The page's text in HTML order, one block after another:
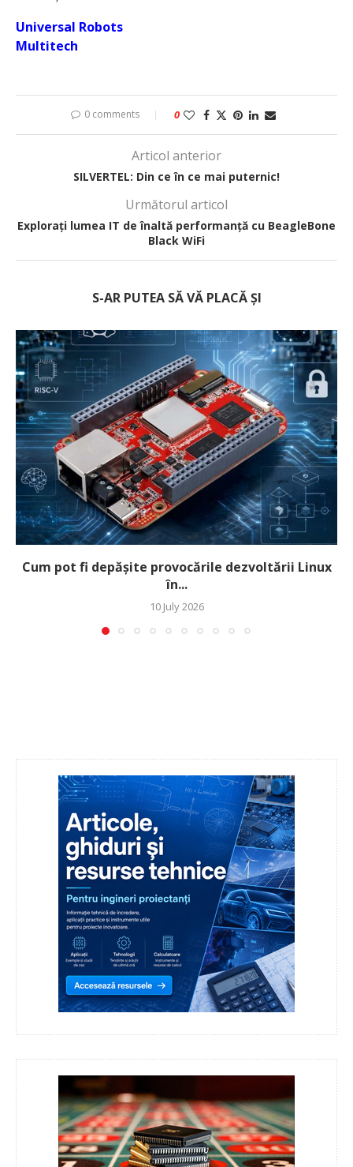
Universal Robots
Multitech
0 comments 0
Articol anterior
SILVERTEL: Din ce în ce mai puternic!
Următorul articol
Explorați lumea IT de înaltă performanță cu BeagleBone
Black WiFi
S-AR PUTEA SĂ VĂ PLACĂ ȘI
Cum pot fi depășite provocările dezvoltării Linux
în...
10 July 2026